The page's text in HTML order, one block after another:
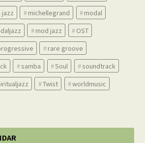
jazz michellegrand
modal
mod jazz
OST
rare groove
samba Soul
soundtrack
Twist
worldmusic